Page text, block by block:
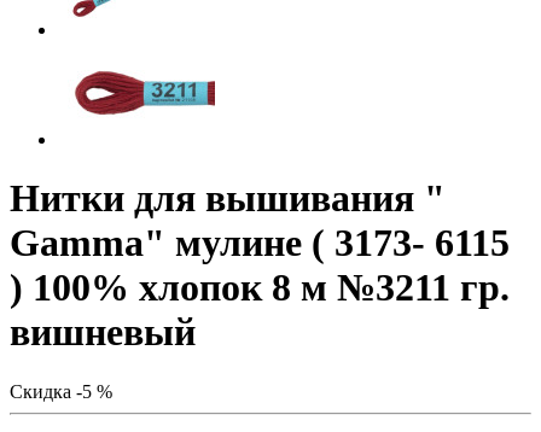
Нитки для вышивания "
Gamma" мулине ( 3173- 6115
) 100% хлопок 8 м №3211 гр.
вишневый
Скидка -5 %